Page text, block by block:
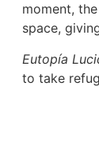
moment,
space,
Eutopía
to take